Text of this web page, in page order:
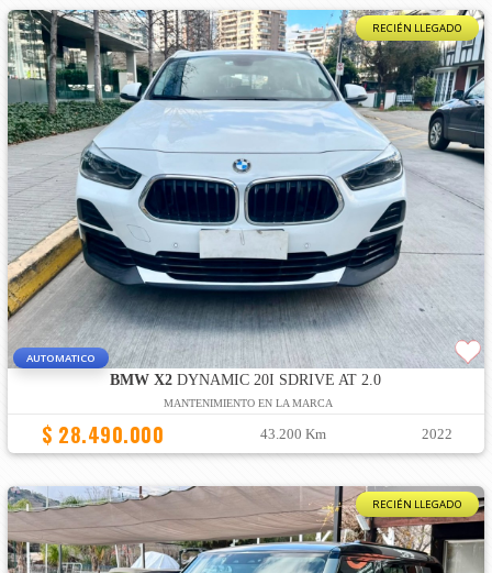
RECIÉN LLEGADO
AUTOMATICO
BMW X2 DYNAMIC 20I SDRIVE AT 2.0
MANTENIMIENTO EN LA MARCA
$ 28.490.000 43.200 Km 2022
RECIÉN LLEGADO